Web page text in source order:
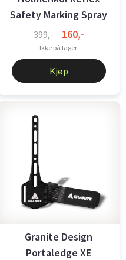
Safety Marking Spray
150Ml
399,- 160,-
Ikke på lager
Kjøp
Granite Design
Portaledge XE